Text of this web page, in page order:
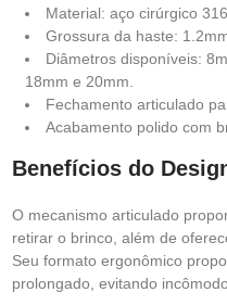
Material: aço cirúrgico
Grossura da haste:
Diâmetros disponíveis:
18mm e 20mm.
Fechamento articulado
Acabamento polido com
Benefícios do
O mecanismo articulado
retirar o brinco, além de
Seu formato ergonômico
prolongado, evitando